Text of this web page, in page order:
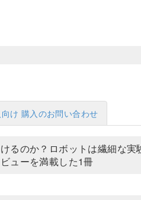
け 購入のお問い合わせ
るのか？ロボットは繊細な
ューを満載した1冊